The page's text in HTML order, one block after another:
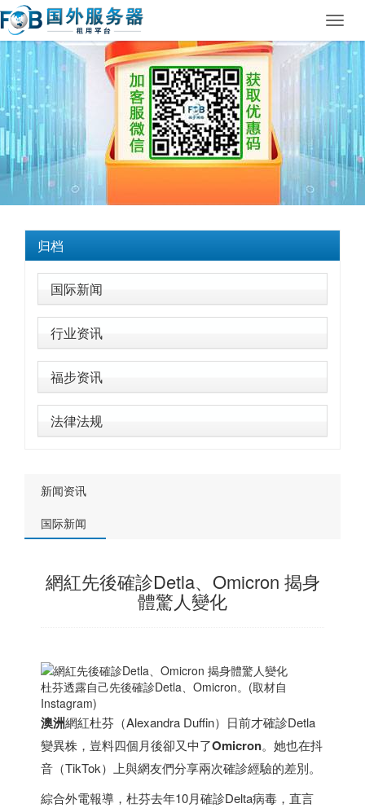
归档
国际新闻
行业资讯
福步资讯
法律法规
新闻资讯
国际新闻
網紅先後確診Detla、Omicron 揭身
體驚人變化
杜芬透露自己先後確診Detla、Omicron。(取材自
Instagram)
澳洲網紅杜芬（Alexandra Duffin）日前才確診Detla
變異株，豈料四個月後卻又中了Omicron。她也在抖
音（TikTok）上與網友們分享兩次確診經驗的差別。
綜合外電報導，杜芬去年10月確診Delta病毒，直言